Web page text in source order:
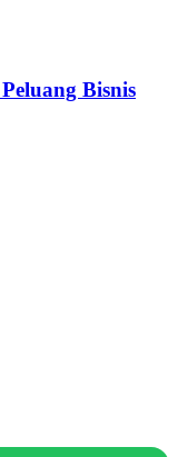
Bisnis